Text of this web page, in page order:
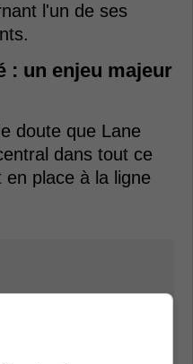
l'un de ses
: un enjeu majeur
doute que Lane
dans tout ce
place à la ligne